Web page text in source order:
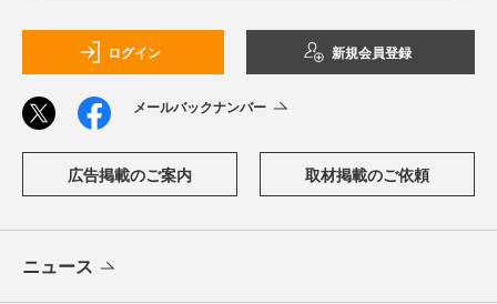
ログイン 新規会員登録
メールバックナンバー
広告掲載のご案内 取材掲載のご依頼
ニュース